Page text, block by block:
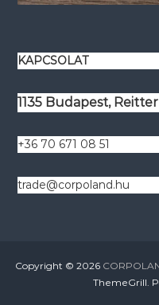
KAPCSOLAT
1135 Budapest,
+36 70 671 08 51
trade@corpoland.hu
Copyright © 2026
ThemeGrill.